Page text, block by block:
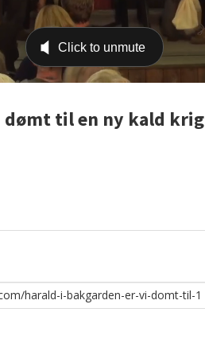
dømt til en ny kald krig